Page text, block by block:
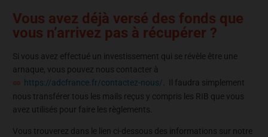
Vous avez déjà versé des fonds que
vous n’arrivez pas à récupérer ?
Si vous avez effectué un investissement qui se révèle être une
arnaque, vous pouvez nous contacter à
https://adcfrance.fr/contactez-nous/ . Il faudra simplement
nous transférer tous les mails reçus y compris les RIB que vous
avez utilisés pour faire les règlements.
Vous trouverez dans le lien ci-dessous des informations sur notre